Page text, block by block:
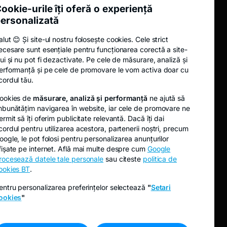
Analize
Fidelis
Oferta publică de cumpărare EVER
Oferta publică de cumpărare TRANSI
urile îți oferă o experiență
😊 Și site-ul nostru folosește cookies. Cele strict
sunt esențiale pentru funcționarea corectă a site-
și nu pot fi dezactivate. Pe cele de măsurare, analiză și
și pe cele de promovare le vom activa doar cu
tău.
de măsurare, analiză și performanță ne ajută să
navigarea în website, iar cele de promovare ne
să îți oferim publicitate relevantă. Dacă îți dai
pentru utilizarea acestora, partenerii noștri, precum
le pot folosi pentru personalizarea anunțurilor
pe internet. Află mai multe despre cum Google
datele tale personale sau citeste politica de
BT.
personalizarea preferințelor selectează "Setari
"